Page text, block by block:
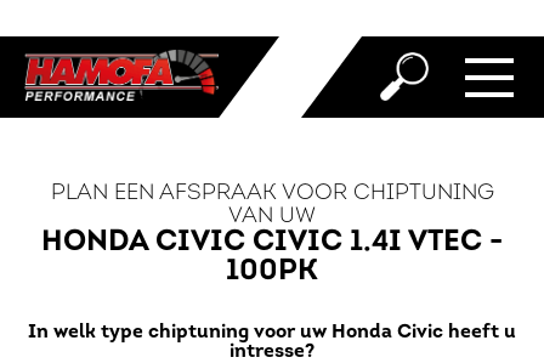
PLAN EEN AFSPRAAK VOOR CHIPTUNING
VAN UW
HONDA CIVIC CIVIC 1.4I VTEC -
100PK
In welk type chiptuning voor uw Honda Civic heeft u
intresse?